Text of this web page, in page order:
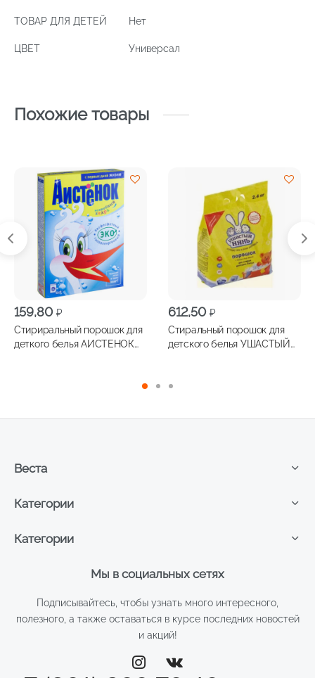
ТОВАР ДЛЯ ДЕТЕЙ Нет
ЦВЕТ Универсал
Похожие товары
159,80 ₽
Стириральный порошок для
деткого белья АИСТЕНОК
612,50 ₽
Стиральный порошок для
детского белья УШАСТЫЙ
Мы в социальных сетях
Подписывайтесь, чтобы узнать много интересного,
полезного, а также оставаться в курсе последних новостей
и акций!
Категории
Категории
Веста